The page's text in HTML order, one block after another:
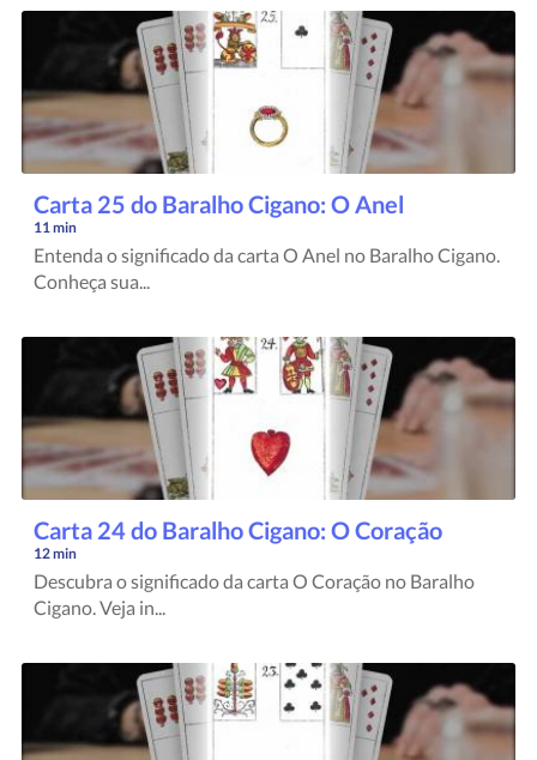
Carta 25 do Baralho Cigano: O Anel
11 min
Entenda o significado da carta O Anel no Baralho Cigano.
Conheça sua...
Carta 24 do Baralho Cigano: O Coração
12 min
Descubra o significado da carta O Coração no Baralho
Cigano. Veja in...